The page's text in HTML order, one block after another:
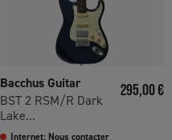
Bacchus Guitar
BST 2 RSM/R Dark
Lake...
Prix
295,00 €
Internet: Nous contacter